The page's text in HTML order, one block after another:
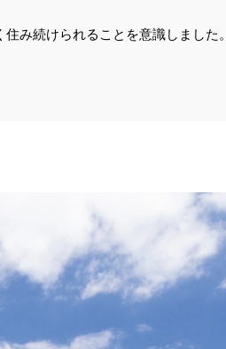
み続けられることを意識しました。